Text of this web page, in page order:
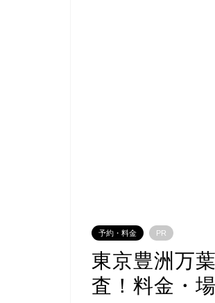
予約・料金 PR
東京豊洲万
査！料金・